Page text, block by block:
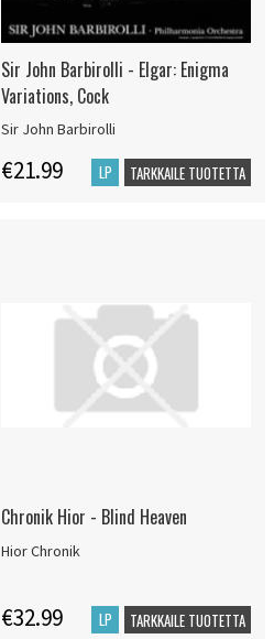
Sir John Barbirolli - Elgar: Enigma
Variations, Cock
Sir John Barbirolli
€21.99 LP TARKKAILE TUOTETTA
Chronik Hior - Blind Heaven
Hior Chronik
€32.99 LP TARKKAILE TUOTETTA